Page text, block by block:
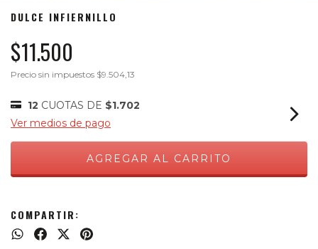
DULCE INFIERNILLO
$11.500
Precio sin impuestos $9.504,13
12 CUOTAS DE $1.702
Ver medios de pago
COMPARTIR: